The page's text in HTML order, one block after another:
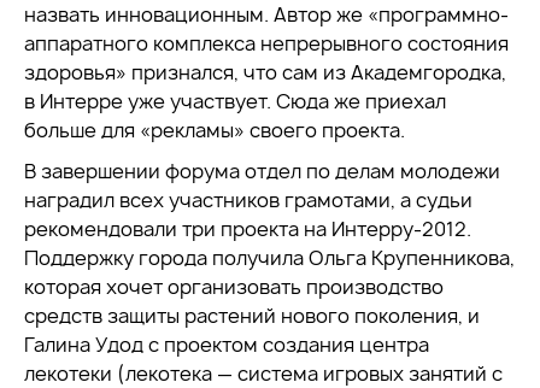
назвать инновационным. Автор же «программно-
аппаратного комплекса непрерывного состояния
здоровья» признался, что сам из Академгородка,
в Интерре уже участвует. Сюда же приехал
больше для «рекламы» своего проекта.
В завершении форума отдел по делам молодежи
наградил всех участников грамотами, а судьи
рекомендовали три проекта на Интерру-2012.
Поддержку города получила Ольга Крупенникова,
которая хочет организовать производство
средств защиты растений нового поколения, и
Галина Удод с проектом создания центра
лекотеки (лекотека — система игровых занятий с